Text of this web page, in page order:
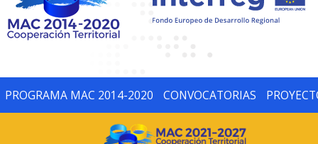
PROGRAMA MAC 2014-2020 CONVOCATORIAS